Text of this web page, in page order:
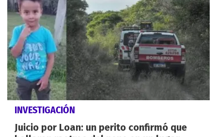
INVESTIGACIÓN
Juicio por Loan: un perito confirmó que